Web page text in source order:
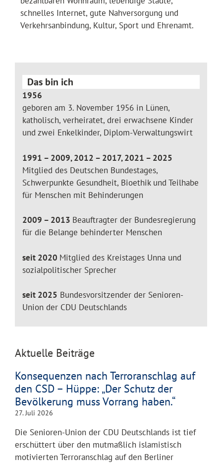
schnelles Internet, gute Nahversorgung und
Verkehrsanbindung, Kultur, Sport und Ehrenamt.
Das bin ich
1956
geboren am 3. November 1956 in Lünen,
katholisch, verheiratet, drei erwachsene Kinder
und zwei Enkelkinder, Diplom-Verwaltungswirt
1991 – 2009, 2012 – 2017, 2021 – 2025
Mitglied des Deutschen Bundestages,
Schwerpunkte Gesundheit, Bioethik und Teilhabe
für Menschen mit Behinderungen
2009 – 2013 Beauftragter der Bundesregierung
für die Belange behinderter Menschen
seit 2020 Mitglied des Kreistages Unna und
sozialpolitischer Sprecher
seit 2025 Bundesvorsitzender der Senioren-
Union der CDU Deutschlands
Aktuelle Beiträge
Konsequenzen nach Terroranschlag auf
den CSD – Hüppe: „Der Schutz der
Bevölkerung muss Vorrang haben.“
27. Juli 2026
Die Senioren-Union der CDU Deutschlands ist tief
erschüttert über den mutmaßlich islamistisch
motivierten Terroranschlag auf den Berliner